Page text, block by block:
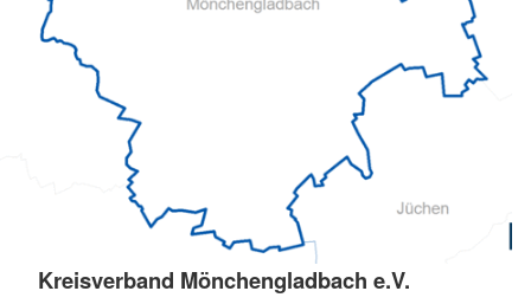
Kreisverband Mönchengladbach e.V.